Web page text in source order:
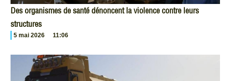
Des organismes de santé dénoncent la violence contre leurs
structures
5 mai 2026 11:06